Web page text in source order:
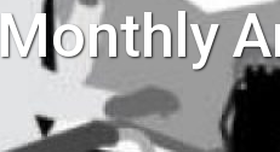
Monthly